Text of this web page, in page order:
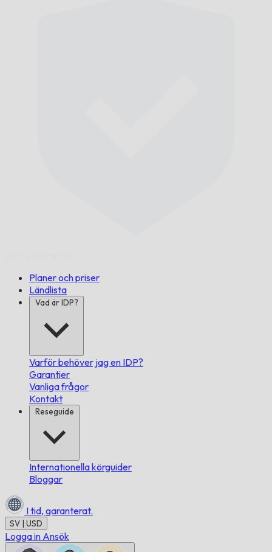
Planer och priser
Ländlista
Vad är IDP?
Varför behöver jag en IDP?
Garantier
Vanliga frågor
Kontakt
Reseguide
Internationella körguider
Bloggar
I tid, garanterat.
SV | USD
Logga in Ansök